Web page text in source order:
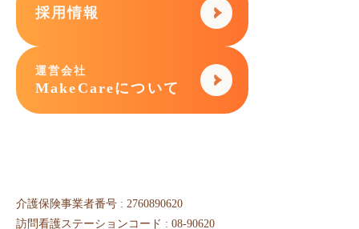
採用情報
運営会社
MakeCareについて
介護保険事業者番号 : 2760890620
訪問看護ステーションコード : 08-90620